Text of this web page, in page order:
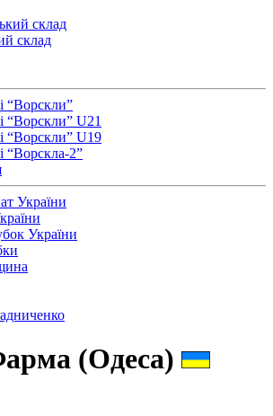
склад
склад
“Ворскли”
“Ворскли” U21
“Ворскли” U19
“Ворскла-2”
України
України
(Одеса)